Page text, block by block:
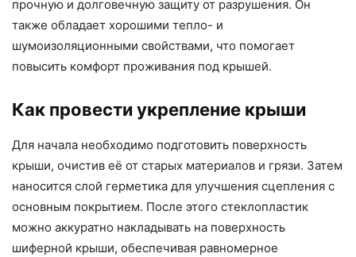
прочную и долговечную защиту от разрушения. Он
также обладает хорошими тепло- и
шумоизоляционными свойствами, что помогает
повысить комфорт проживания под крышей.
Как провести укрепление крыши
Для начала необходимо подготовить поверхность
крыши, очистив её от старых материалов и грязи. Затем
наносится слой герметика для улучшения сцепления с
основным покрытием. После этого стеклопластик
можно аккуратно накладывать на поверхность
шиферной крыши, обеспечивая равномерное